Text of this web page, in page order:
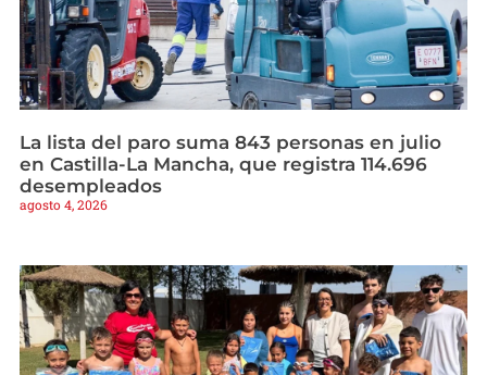
La lista del paro suma 843 personas en julio
en Castilla-La Mancha, que registra 114.696
desempleados
agosto 4, 2026